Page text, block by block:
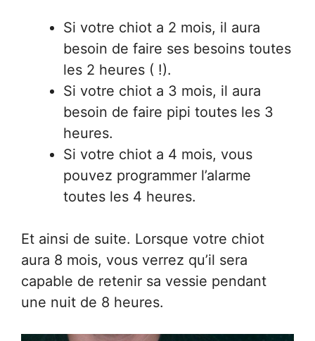
Si votre chiot a 2 mois, il aura
besoin de faire ses besoins toutes
les 2 heures ( !).
Si votre chiot a 3 mois, il aura
besoin de faire pipi toutes les 3
heures.
Si votre chiot a 4 mois, vous
pouvez programmer l’alarme
toutes les 4 heures.
Et ainsi de suite. Lorsque votre chiot
aura 8 mois, vous verrez qu’il sera
capable de retenir sa vessie pendant
une nuit de 8 heures.